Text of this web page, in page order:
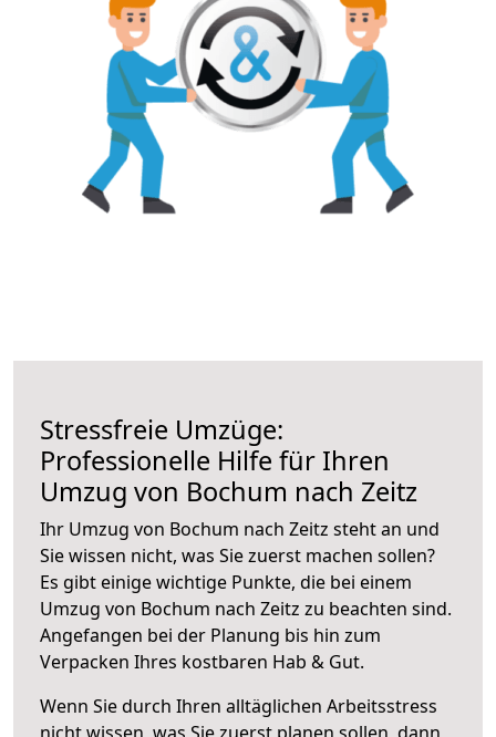
Stressfreie Umzüge:
Professionelle Hilfe für Ihren
Umzug von Bochum nach Zeitz
Ihr Umzug von Bochum nach Zeitz steht an und
Sie wissen nicht, was Sie zuerst machen sollen?
Es gibt einige wichtige Punkte, die bei einem
Umzug von Bochum nach Zeitz zu beachten sind.
Angefangen bei der Planung bis hin zum
Verpacken Ihres kostbaren Hab & Gut.
Wenn Sie durch Ihren alltäglichen Arbeitsstress